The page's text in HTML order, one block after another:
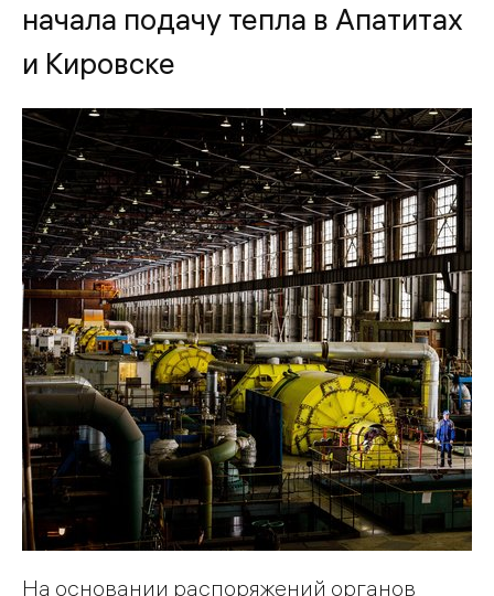
начала подачу тепла в Апатитах
и Кировске
На основании распоряжений органов